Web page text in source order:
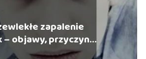
zapalenie
– objawy, przyczyny
i leczenie